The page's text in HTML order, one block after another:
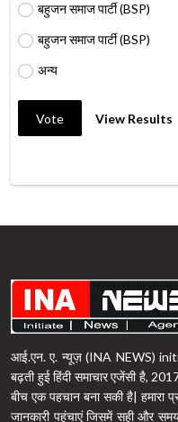
बहुजन समाज पार्टी (BSP)
बहुजन समाज पार्टी (BSP)
अन्य
Vote View Results
आई.एन. ए. न्यूज़ (INA NEWS)
बढ़ती हुई हिंदी समाचार एजेंसी है,
बीच एक पहचान बना सकी है|
जानकारी पहुंचाएं जिसमें सही और